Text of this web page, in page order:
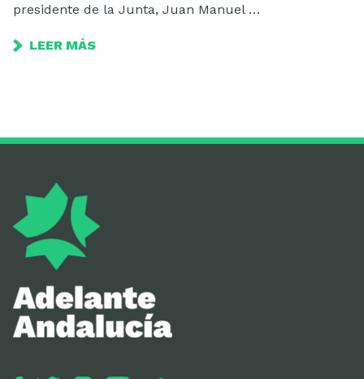
presidente de la Junta, Juan Manuel …
LEER MÁS